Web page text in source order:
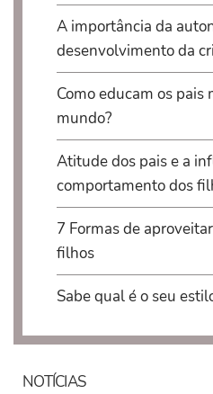
A importância da
desenvolvimento da
Como educam os pais
mundo?
Atitude dos pais e a
comportamento dos
7 Formas de
filhos
Sabe qual é o seu
NOTÍCIAS